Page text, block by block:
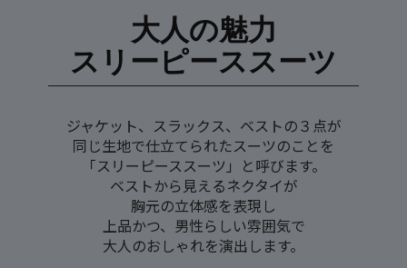
大人の魅力
スリーピーススーツ
ジャケット、スラックス、ベストの３点が
同じ生地で仕立てられたスーツのことを
「スリーピーススーツ」と呼びます。
ベストから見えるネクタイが
胸元の立体感を表現し
上品かつ、男性らしい雰囲気で
大人のおしゃれを演出します。